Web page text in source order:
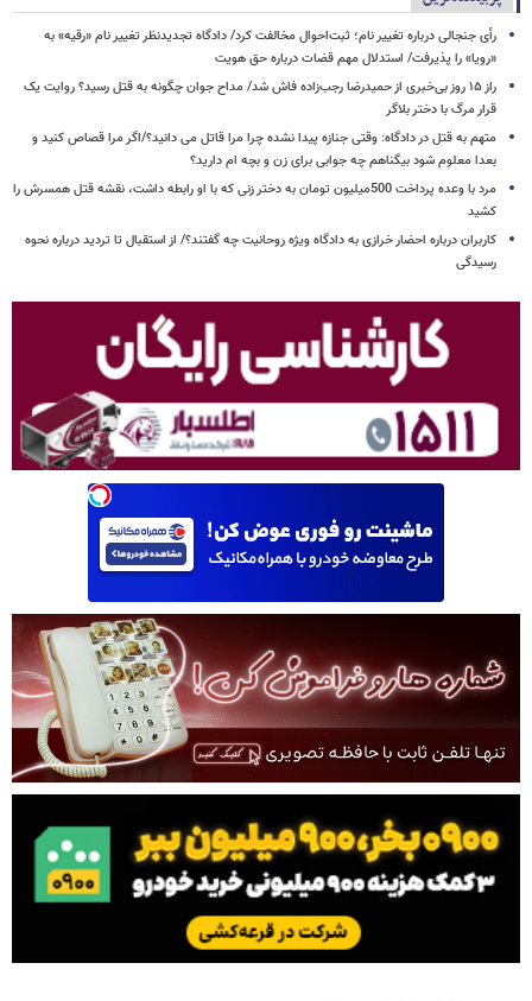
رأی جنجالی درباره تغییر نام؛ ثبت‌احوال مخالفت کرد/ دادگاه تجدیدنظر تغییر نام «رقیه» به
«رویا» را پذیرفت/ استدلال مهم قضات درباره حق هویت
راز ۱۵ روز بی‌خبری از حمیدرضا رجب‌زاده فاش شد/ مداح جوان چگونه به قتل رسید؟ روایت یک
قرار مرگ با دختر بلاگر
متهم به قتل در دادگاه: وقتی جنازه پیدا نشده چرا مرا قاتل می دانید؟/اگر مرا قصاص کنید و
بعدا معلوم شود بیگناهم چه جوابی برای زن و بچه ام دارید؟
مرد با وعده پرداخت 500میلیون تومان به دختر زنی که با او رابطه داشت، نقشه قتل همسرش را
کشید
کاربران درباره احضار خرازی به دادگاه ویژه روحانیت چه گفتند؟/ از استقبال تا تردید درباره نحوه
رسیدگی